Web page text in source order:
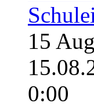
15
0:00